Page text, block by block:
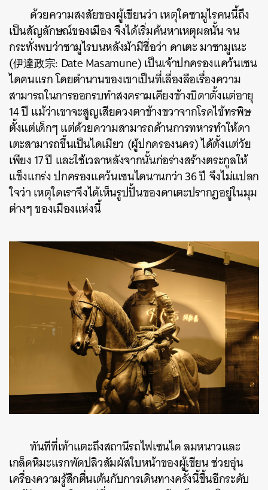
ด้วยความสงสัยของผู้เขียนว่า เหตุใดซามูไรคนนี้ถึง
เป็นสัญลักษณ์ของเมือง จึงได้เริ่มค้นหาเหตุผลนั้น จน
กระทั่งพบว่าซามูไรบนหลังม้ามีชื่อว่า ดาเตะ มาซามูเนะ
(伊達政宗: Date Masamune) เป็นเจ้าปกครองแคว้นเซน
ไดคนแรก โดยตำนานของเขาเป็นที่เลื่องลือเรื่องความ
สามารถในการออกรบทำสงครามเคียงข้างบิดาตั้งแต่อายุ
14 ปี แม้ว่าเขาจะสูญเสียดวงตาข้างขวาจากโรคไข้ทรพิษ
ตั้งแต่เด็กๆ แต่ด้วยความสามารถด้านการทหารทำให้ดา
เตะสามารถขึ้นเป็นไดเมียว (ผู้ปกครองนคร) ได้ตั้งแต่วัย
เพียง 17 ปี และใช้เวลาหลังจากนั้นก่อร่างสร้างตระกูลให้
แข็งแกร่ง ปกครองแคว้นเซนไดนานกว่า 36 ปี จึงไม่แปลก
ใจว่า เหตุใดเราจึงได้เห็นรูปปั้นของดาเตะปรากฏอยู่ในมุม
ต่างๆ ของเมืองแห่งนี้
ทันทีที่เท้าแตะถึงสถานีรถไฟเซนได ลมหนาวและ
เกล็ดหิมะแรกพัดปลิวสัมผัสใบหน้าของผู้เขียน ช่วยอุ่น
เครื่องความรู้สึกตื่นเต้นกับการเดินทางครั้งนี้ขึ้นอีกระดับ